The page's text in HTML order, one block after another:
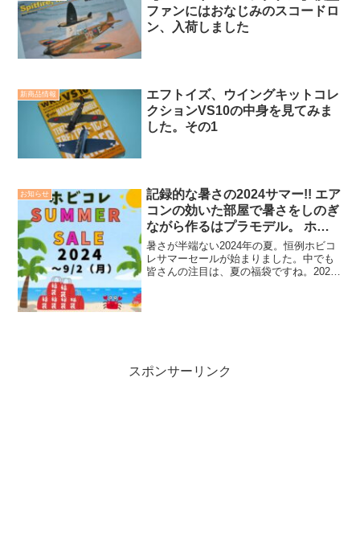
ファンにはおなじみのスコードロ
ン、入荷しました
新商品情報
エフトイズ、ウイングキットコレ
クションVS10の中身を見てみま
した。その1
お知らせ
記録的な暑さの2024サマー!! エア
コンの効いた部屋で暑さをしのぎ
ながら作るはプラモデル。 ホビ
コレの「夏の福袋」でさあ、キッ
ト選び。
暑さが半端ない2024年の夏。恒例ホビコ
レサマーセールが始まりました。中でも
皆さんの注目は、夏の福袋ですね。2024
スポンサーリンク